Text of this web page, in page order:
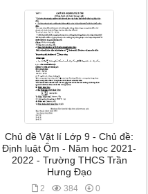
Chủ đề Vật lí Lớp 9 - Chủ đề:
Định luật Ôm - Năm học 2021-
2022 - Trường THCS Trần
Hưng Đạo
2 384 0